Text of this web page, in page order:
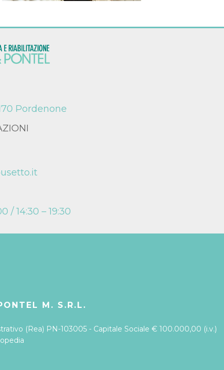
Pordenone
/ 14:30 – 19:30
M. S.R.L.
(Rea) PN-103005 - Capitale Sociale € 100.000,00 (i.v.)